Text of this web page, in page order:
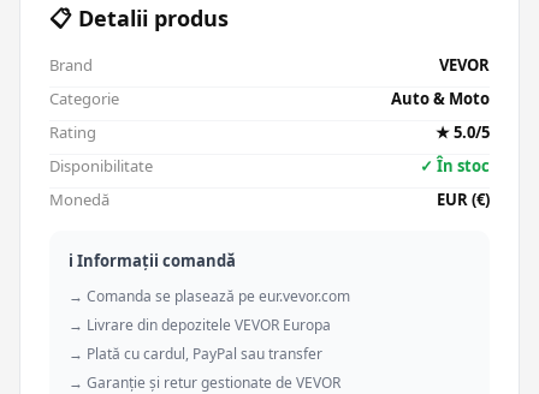
📋 Detalii produs
Brand
VEVOR
Categorie
Auto & Moto
Rating
★ 5.0/5
Disponibilitate
✓ În stoc
Monedă
EUR (€)
ℹ️ Informații comandă
→ Comanda se plasează pe eur.vevor.com
→ Livrare din depozitele VEVOR Europa
→ Plată cu cardul, PayPal sau transfer
→ Garanție și retur gestionate de VEVOR